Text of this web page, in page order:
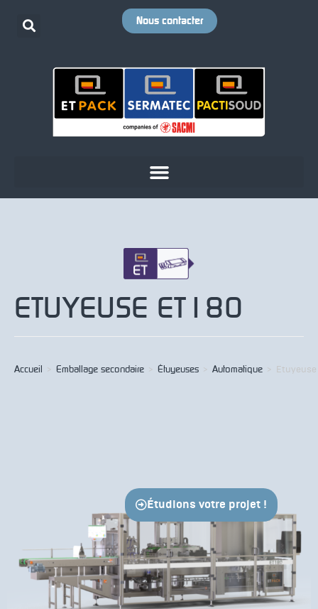
Étudions votre projet !
Nous contacter
ETUYEUSE ET180
Accueil > Emballage secondaire > Étuyeuses > Automatique > Etuyeuse